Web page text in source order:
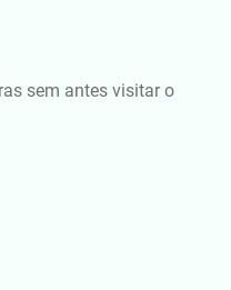
sem antes visitar o